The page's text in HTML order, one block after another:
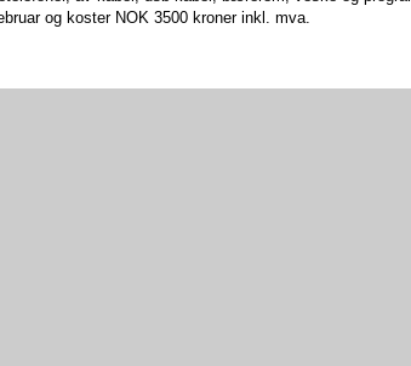
og koster NOK 3500 kroner inkl. mva.